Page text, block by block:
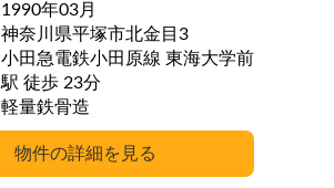
1990年03月
神奈川県平塚市北金目3
小田急電鉄小田原線 東海大学前
駅 徒歩 23分
軽量鉄骨造